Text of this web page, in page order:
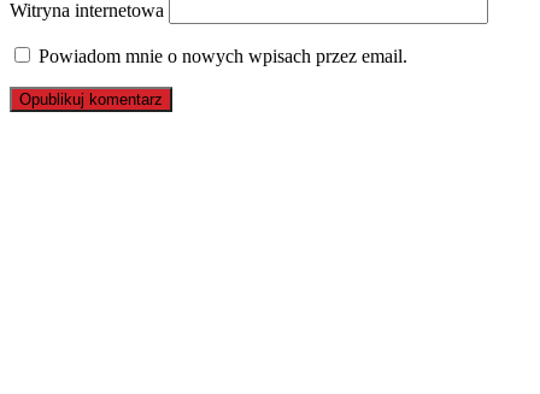
Witryna internetowa
Powiadom mnie o nowych wpisach przez email.